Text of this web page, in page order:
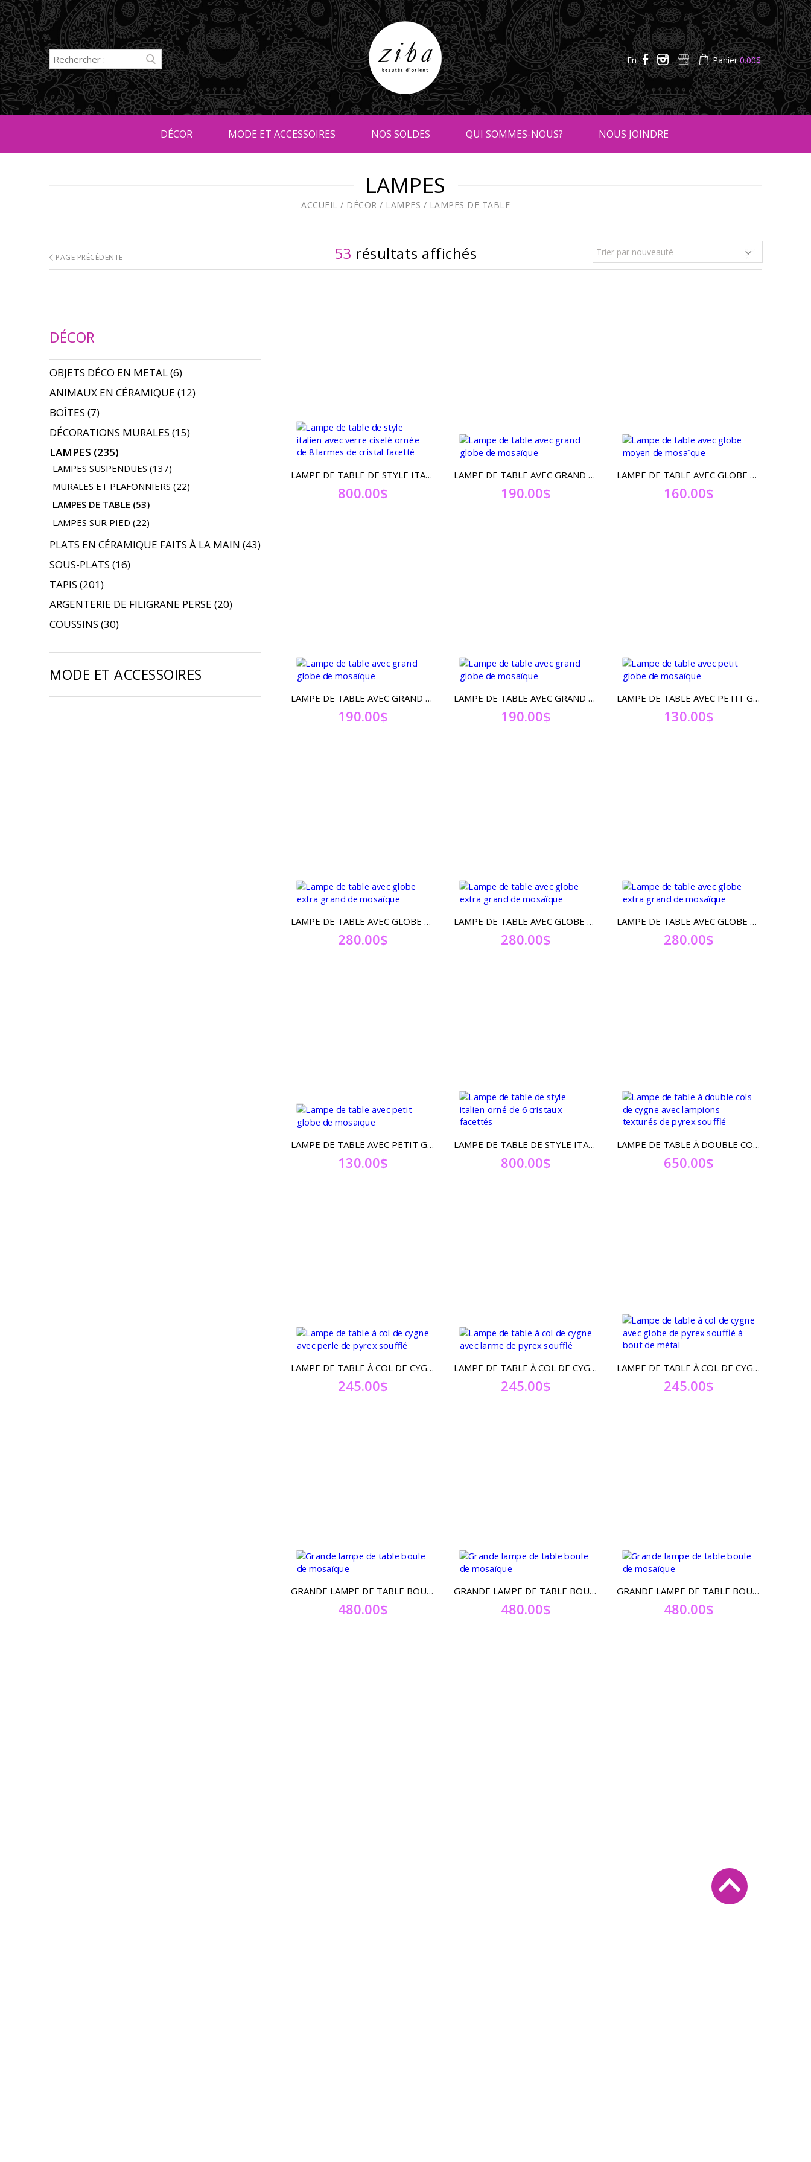
En Panier0.00$
DÉCOR MODE ET ACCESSOIRES NOS SOLDES QUI SOMMES-NOUS? NOUS JOINDRE
LAMPES
ACCUEIL / DÉCOR / LAMPES / LAMPES DE TABLE
PAGE PRÉCÉDENTE 53 résultats affichés Trier par nouveauté
DÉCOR
OBJETS DÉCO EN METAL(6)
ANIMAUX EN CÉRAMIQUE (12)
BOÎTES (7)
DÉCORATIONS MURALES (15)
LAMPES (235)
LAMPES SUSPENDUES (137)
MURALES ET PLAFONNIERS (22)
LAMPES DE TABLE (53)
LAMPES SUR PIED (22)
PLATS EN CÉRAMIQUE FAITS À LA MAIN (43)
SOUS-PLATS (16)
TAPIS (201)
ARGENTERIE DE FILIGRANE PERSE (20)
COUSSINS (30)
MODE ET ACCESSOIRES
LAMPE DE TABLE DE STYLE ITALIEN AVEC VERRE CISELÉ ORNÉE DE 8 LARMES DE CRISTAL FACETTÉ
800.00$
LAMPE DE TABLE AVEC GRAND GLOBE DE MOSAÏQUE
190.00$
LAMPE DE TABLE AVEC GLOBE MOYEN DE MOSAÏQUE
160.00$
LAMPE DE TABLE AVEC GRAND GLOBE DE MOSAÏQUE
190.00$
LAMPE DE TABLE AVEC GRAND GLOBE DE MOSAÏQUE
190.00$
LAMPE DE TABLE AVEC PETIT GLOBE DE MOSAÏQUE
130.00$
LAMPE DE TABLE AVEC GLOBE EXTRA GRAND DE MOSAÏQUE
280.00$
LAMPE DE TABLE AVEC GLOBE EXTRA GRAND DE MOSAÏQUE
280.00$
LAMPE DE TABLE AVEC GLOBE EXTRA GRAND DE MOSAÏQUE
280.00$
LAMPE DE TABLE AVEC PETIT GLOBE DE MOSAÏQUE
130.00$
LAMPE DE TABLE DE STYLE ITALIEN ORNÉ DE 6 CRISTAUX FACETTÉS
800.00$
LAMPE DE TABLE À DOUBLE COLS DE CYGNE AVEC LAMPIONS TEXTURÉS DE PYREX SOUFFLÉ
650.00$
LAMPE DE TABLE À COL DE CYGNE AVEC PERLE DE PYREX SOUFFLÉ
245.00$
LAMPE DE TABLE À COL DE CYGNE AVEC LARME DE PYREX SOUFFLÉ
245.00$
LAMPE DE TABLE À COL DE CYGNE AVEC GLOBE DE PYREX SOUFFLÉ À BOUT DE MÉTAL
245.00$
GRANDE LAMPE DE TABLE BOULE DE MOSAÏQUE
480.00$
GRANDE LAMPE DE TABLE BOULE DE MOSAÏQUE
480.00$
GRANDE LAMPE DE TABLE BOULE DE MOSAÏQUE
480.00$